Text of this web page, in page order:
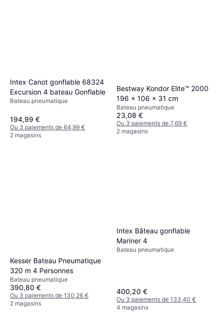
Intex Canot gonflable 68324
Excursion 4 bateau Gonflable
Bateau pneumatique
194,99 €
Ou 3 paiements de 64,99 €
2 magasins
Bestway Kondor Elite™ 2000
196 x 106 x 31 cm
Bateau pneumatique
23,08 €
Ou 3 paiements de 7,69 €
2 magasins
Kesser Bateau Pneumatique
320 m 4 Personnes
Bateau pneumatique
390,80 €
Ou 3 paiements de 130,26 €
2 magasins
Intex Bâteau gonflable
Mariner 4
Bateau pneumatique
400,20 €
Ou 3 paiements de 133,40 €
4 magasins